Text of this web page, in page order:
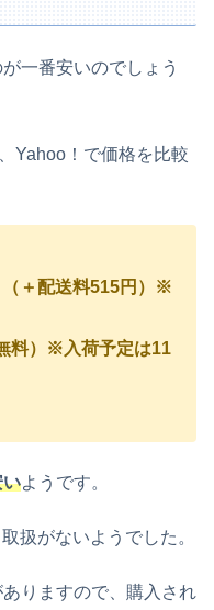
一番安いのでしょう
Yahoo！で価格を比較
配送料515円）
※
料）※入荷予定は11
いようです。
扱がないようでした。
りますので、購入され